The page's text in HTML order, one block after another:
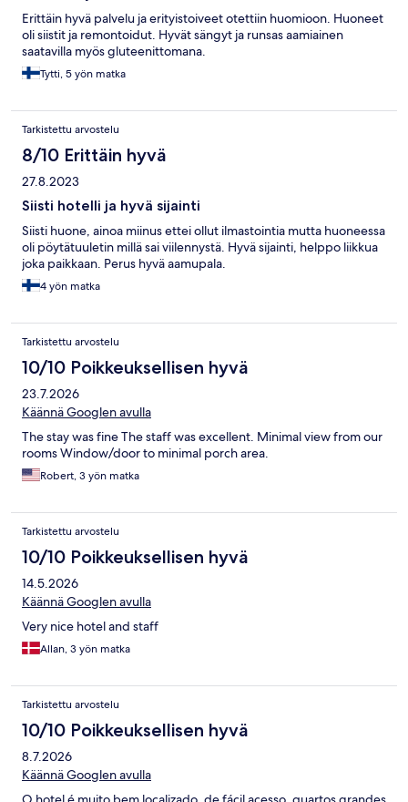
Erittäin hyvä palvelu ja erityistoiveet otettiin huomioon. Huoneet
oli siistit ja remontoidut. Hyvät sängyt ja runsas aamiainen
saatavilla myös gluteenittomana.
Tytti, 5 yön matka
Tarkistettu arvostelu
8/10 Erittäin hyvä
27.8.2023
Siisti hotelli ja hyvä sijainti
Siisti huone, ainoa miinus ettei ollut ilmastointia mutta huoneessa
oli pöytätuuletin millä sai viilennystä. Hyvä sijainti, helppo liikkua
joka paikkaan. Perus hyvä aamupala.
4 yön matka
Tarkistettu arvostelu
10/10 Poikkeuksellisen hyvä
23.7.2026
Käännä Googlen avulla
The stay was fine The staff was excellent. Minimal view from our
rooms Window/door to minimal porch area.
Robert, 3 yön matka
Tarkistettu arvostelu
10/10 Poikkeuksellisen hyvä
14.5.2026
Käännä Googlen avulla
Very nice hotel and staff
Allan, 3 yön matka
Tarkistettu arvostelu
10/10 Poikkeuksellisen hyvä
8.7.2026
Käännä Googlen avulla